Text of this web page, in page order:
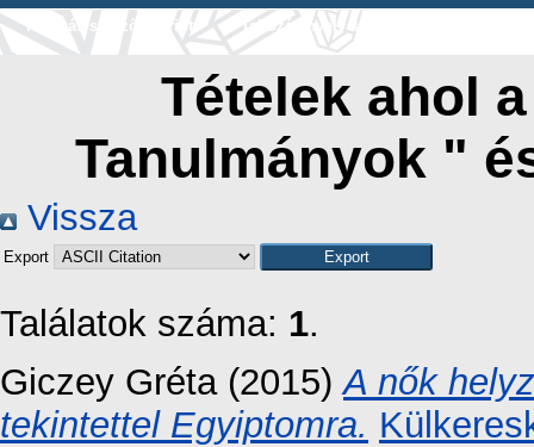
Tallózás szerző szerint
Tallózás nyelv szerint
Tételek ahol
Tanulmányok "
Vissza
Export
Találatok száma: 1.
Giczey Gréta (2015)A nők
tekintettel Egyiptomra.